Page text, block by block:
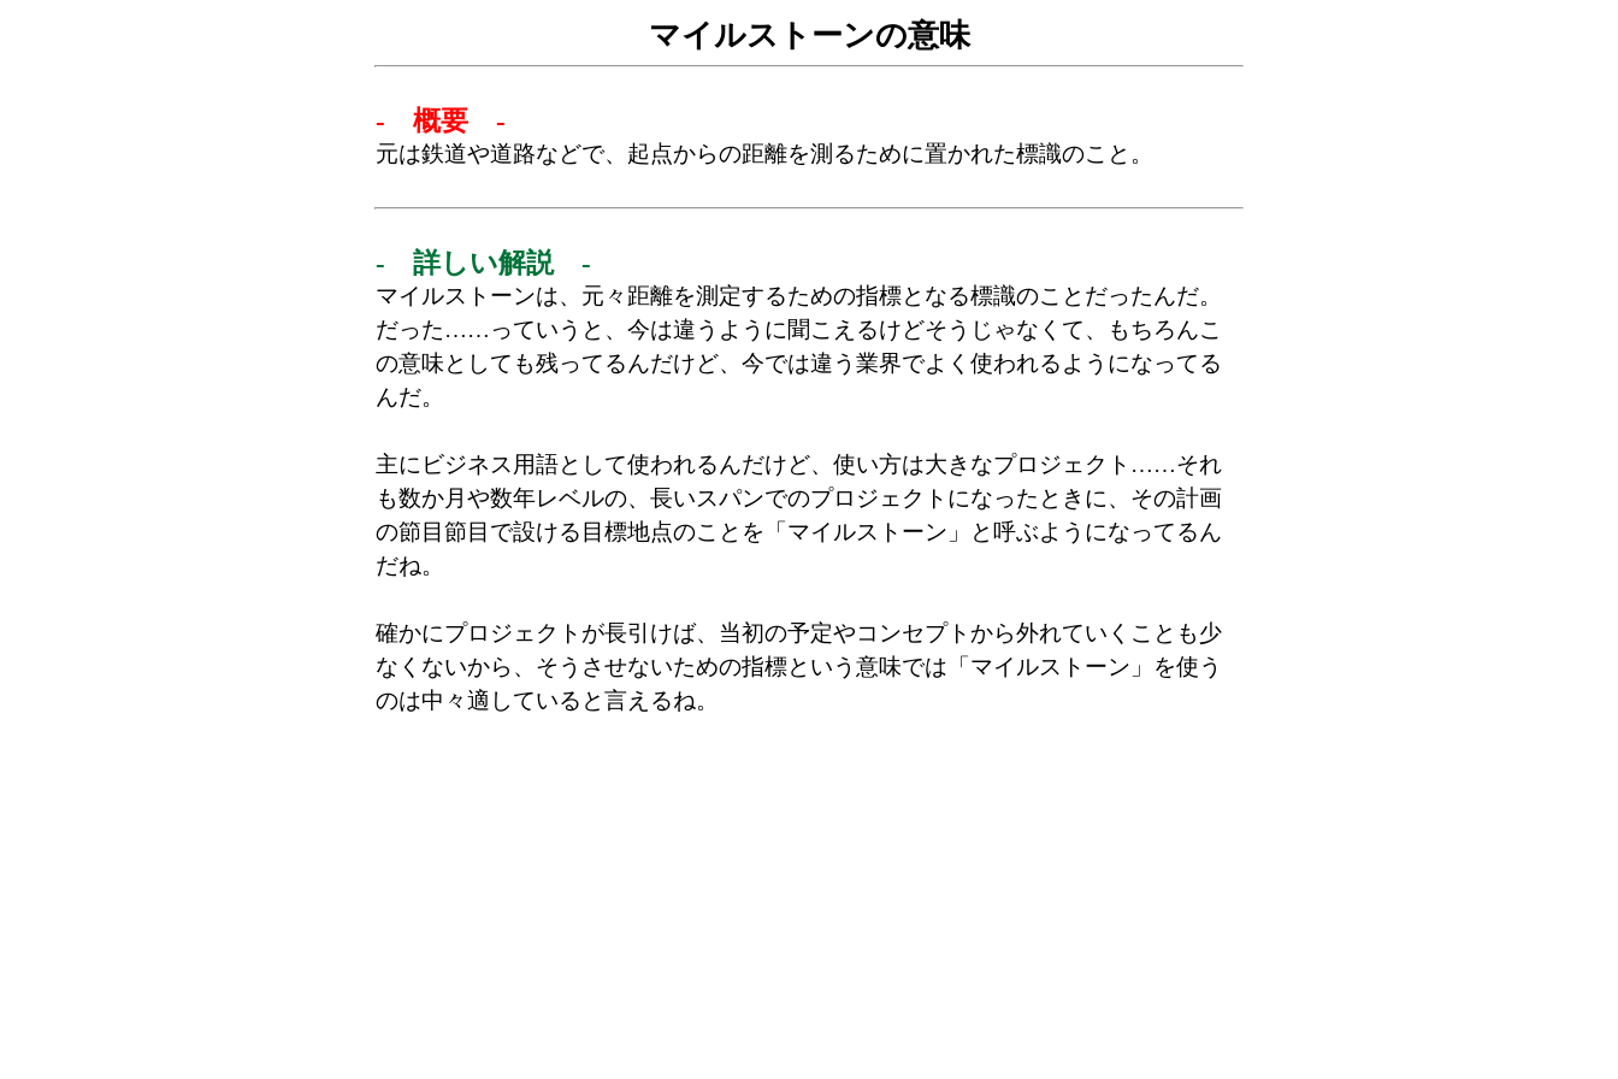
マイルストーンの意味
- 概要 -
元は鉄道や道路などで、起点からの距離を測るために置かれた標識のこと。
- 詳しい解説 -
マイルストーンは、元々距離を測定するための指標となる標識のことだったんだ。
だった……っていうと、今は違うように聞こえるけどそうじゃなくて、もちろんこ
の意味としても残ってるんだけど、今では違う業界でよく使われるようになってる
んだ。
主にビジネス用語として使われるんだけど、使い方は大きなプロジェクト……それ
も数か月や数年レベルの、長いスパンでのプロジェクトになったときに、その計画
の節目節目で設ける目標地点のことを「マイルストーン」と呼ぶようになってるん
だね。
確かにプロジェクトが長引けば、当初の予定やコンセプトから外れていくことも少
なくないから、そうさせないための指標という意味では「マイルストーン」を使う
のは中々適していると言えるね。